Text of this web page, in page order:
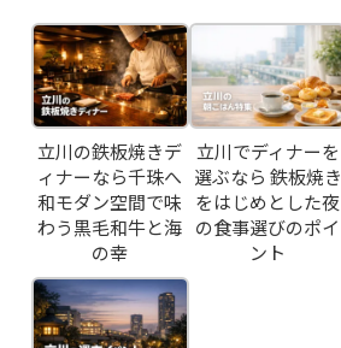
立川の鉄板焼きデ
ィナーなら千珠へ
和モダン空間で味
わう黒毛和牛と海
の幸
立川でディナーを
選ぶなら 鉄板焼き
をはじめとした夜
の食事選びのポイ
ント